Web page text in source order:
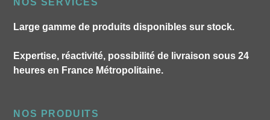
NOS SERVICES
Large gamme de produits disponibles sur stock.
Expertise, réactivité, possibilité de livraison sous 24
heures en France Métropolitaine.
NOS PRODUITS